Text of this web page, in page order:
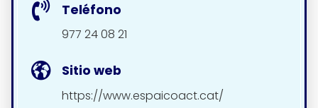
Teléfono
977 24 08 21
Sitio web
https://www.espaicoact.cat/